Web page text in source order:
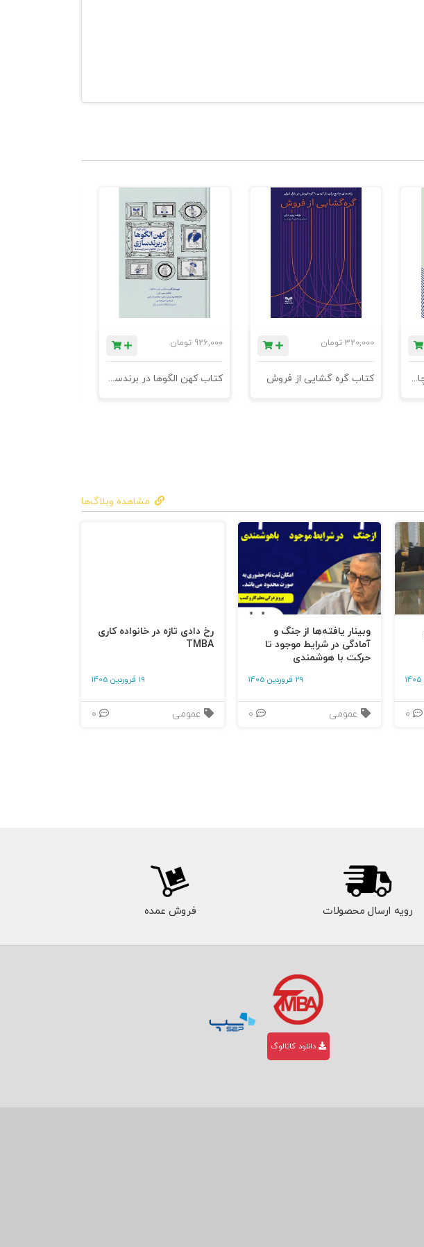
کتاب بازاریابی رفتاری - چاپ سوم
320,000 تومان
کتاب گره گشایی از فروش
926,000 تومان
کتاب کهن الگوها در برندسازی - ابزاری برای خلاقها و استراتژیست ها
مشاهده وبلاگ‌ها
وبینار یافته‌ها از جنگ و
آمادگی در شرایط موجود تا
حرکت با هوشمندی
29 فروردین 1405
عمومی
رخ دادی تازه در خانواده کاری
TMBA
19 فروردین 1405
عمومی
رویه ارسال محصولات فروش عمده
دانلود کاتالوگ